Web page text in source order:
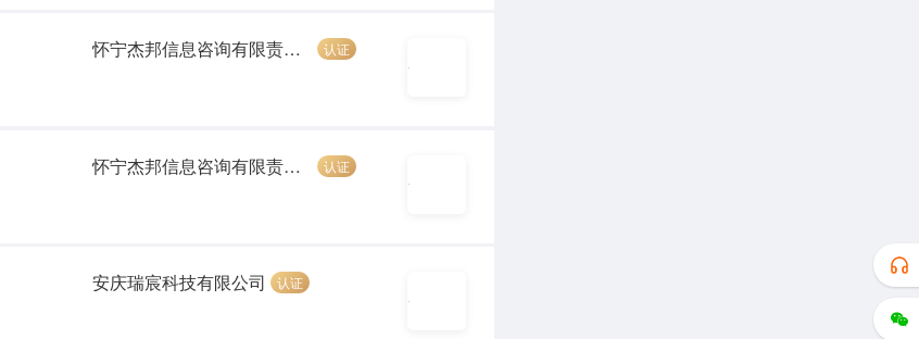
怀宁杰邦信息咨询有限责任公司 认证
怀宁杰邦信息咨询有限责任公司 认证
安庆瑞宸科技有限公司 认证